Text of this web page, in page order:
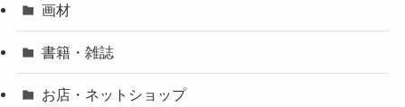
画材
書籍・雑誌
お店・ネットショップ